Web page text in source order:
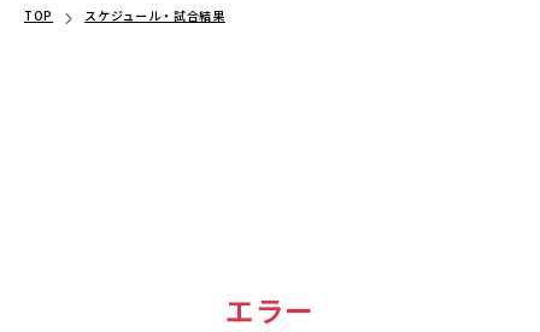
TOP スケジュール・試合結果
エラー